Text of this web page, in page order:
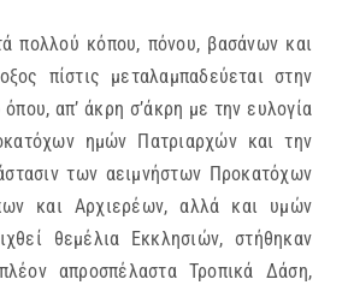
κόπου, πόνου, βασάνων και
πίστις μεταλαμπαδεύεται στην
απ’ άκρη σ’άκρη με την ευλογία
ημών Πατριαρχών και την
των αειμνήστων Προκατόχων
και Αρχιερέων, αλλά και υμών
θεμέλια Εκκλησιών, στήθηκαν
απροσπέλαστα Τροπικά Δάση,